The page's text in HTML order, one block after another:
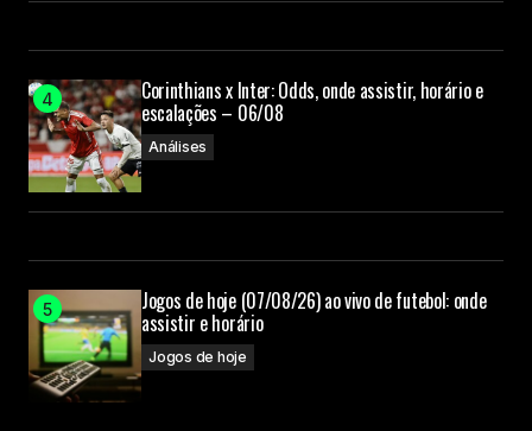
Corinthians x Inter: Odds, onde assistir, horário e
escalações – 06/08
Análises
Jogos de hoje (07/08/26) ao vivo de futebol: onde
assistir e horário
Jogos de hoje